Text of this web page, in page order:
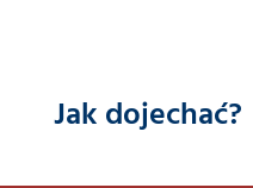
Jak dojechać?